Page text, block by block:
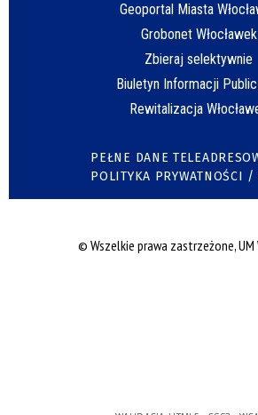
Geoportal Miasta
Grobonet Włocławek
Zbieraj selektywnie
Biuletyn Informacji
Rewitalizacja
PEŁNE DANE
POLITYKA PRYWATNOŚCI /
© Wszelkie prawa zastrzeżone, UM